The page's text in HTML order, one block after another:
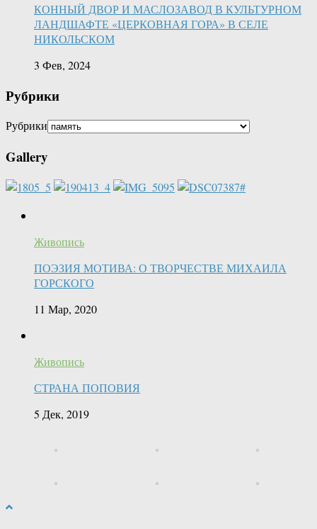
КОННЫЙ ДВОР И МАСЛОЗАВОД В КУЛЬТУРНОМ
ЛАНДШАФТЕ «ЦЕРКОВНАЯ ГОРА» В СЕЛЕ
НИКОЛЬСКОМ
3 Фев, 2024
Рубрики
Рубрики
Gallery
Живопись
ПОЭЗИЯ МОТИВА: О ТВОРЧЕСТВЕ МИХАИЛА
ГОРСКОГО
11 Мар, 2020
Живопись
СТРАНА ПОПОВИЯ
5 Дек, 2019